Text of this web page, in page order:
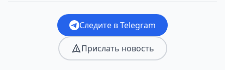
Следите в Telegram
Прислать новость